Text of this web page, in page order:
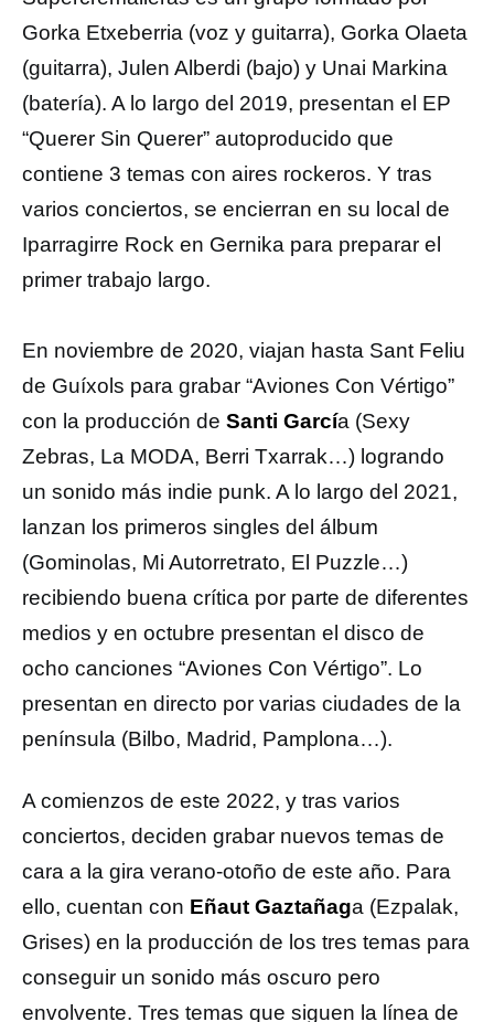
Gorka Etxeberria (voz y guitarra), Gorka Olaeta
(guitarra), Julen Alberdi (bajo) y Unai Markina
(batería). A lo largo del 2019, presentan el EP
“Querer Sin Querer” autoproducido que
contiene 3 temas con aires rockeros. Y tras
varios conciertos, se encierran en su local de
Iparragirre Rock en Gernika para preparar el
primer trabajo largo.
En noviembre de 2020, viajan hasta Sant Feliu
de Guíxols para grabar “Aviones Con Vértigo”
con la producción de Santi García (Sexy
Zebras, La MODA, Berri Txarrak…) logrando
un sonido más indie punk. A lo largo del 2021,
lanzan los primeros singles del álbum
(Gominolas, Mi Autorretrato, El Puzzle…)
recibiendo buena crítica por parte de diferentes
medios y en octubre presentan el disco de
ocho canciones “Aviones Con Vértigo”. Lo
presentan en directo por varias ciudades de la
península (Bilbo, Madrid, Pamplona…).
A comienzos de este 2022, y tras varios
conciertos, deciden grabar nuevos temas de
cara a la gira verano-otoño de este año. Para
ello, cuentan con Eñaut Gaztañaga (Ezpalak,
Grises) en la producción de los tres temas para
conseguir un sonido más oscuro pero
envolvente. Tres temas que siguen la línea de